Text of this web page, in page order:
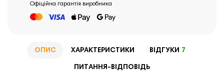
Офіційна гарантія виробника
ОПИС ХАРАКТЕРИСТИКИ ВІДГУКИ 7
ПИТАННЯ-ВІДПОВІДЬ